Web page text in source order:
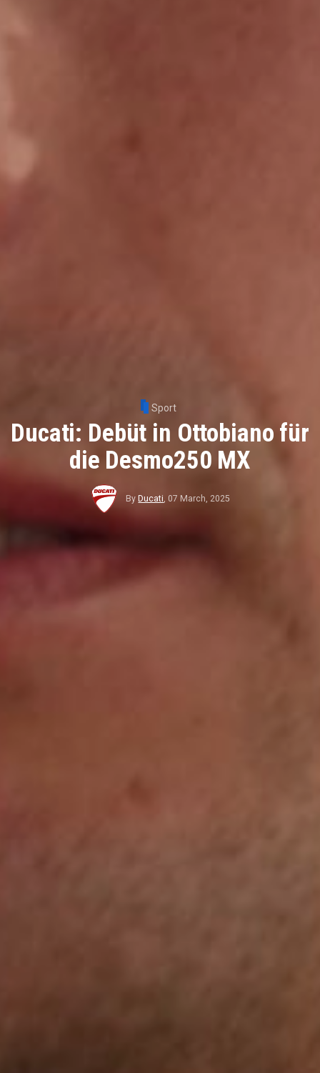
Sport
Ducati: Debüt in Ottobiano für
die Desmo250 MX
By Ducati, 07 March, 2025